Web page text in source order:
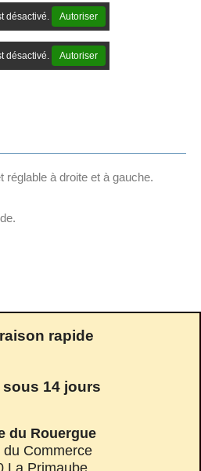
désactivé. Autoriser
désactivé. Autoriser
réglable à droite et à gauche.
rapide
sous 14 jours
du Rouergue
du Commerce
La Primaube